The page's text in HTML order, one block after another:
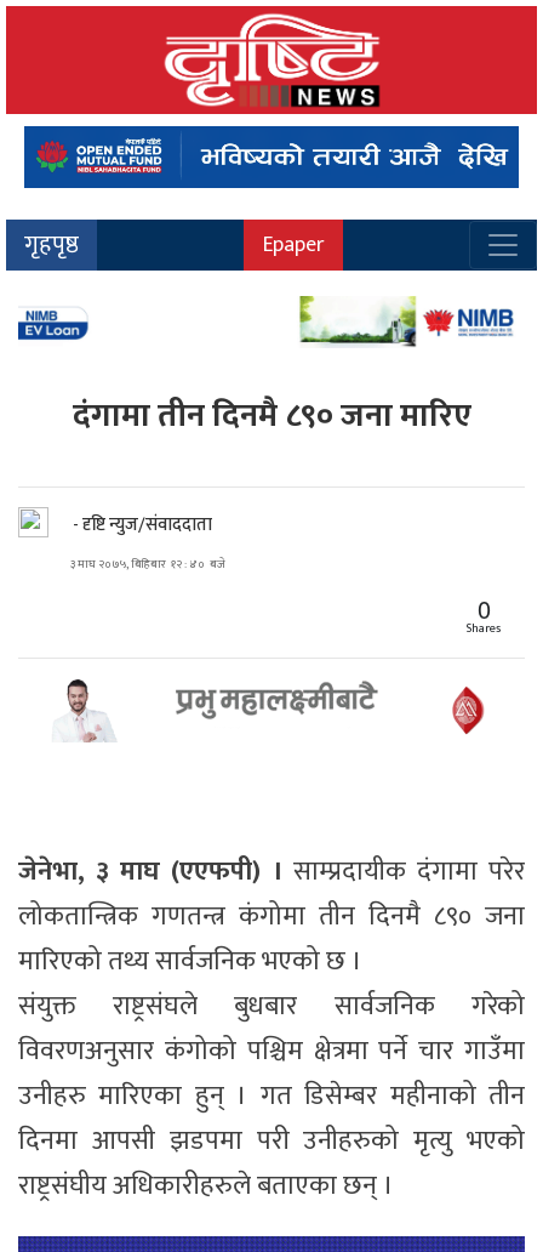
गृहपृष्ठ Epaper
दंगामा तीन दिनमै ८९० जना मारिए
- दृष्टि न्युज/संवाददाता
३ माघ २०७५, बिहिबार १२ : ४० बजे
0
Shares
जेनेभा, ३ माघ (एएफपी) । साम्प्रदायीक दंगामा परेर
लोकतान्त्रिक गणतन्त्र कंगोमा तीन दिनमै ८९० जना
मारिएको तथ्य सार्वजनिक भएको छ ।
संयुक्त राष्ट्रसंघले बुधबार सार्वजनिक गरेको
विवरणअनुसार कंगोको पश्चिम क्षेत्रमा पर्ने चार गाउँमा
उनीहरु मारिएका हुन् । गत डिसेम्बर महीनाको तीन
दिनमा आपसी झडपमा परी उनीहरुको मृत्यु भएको
राष्ट्रसंघीय अधिकारीहरुले बताएका छन् ।